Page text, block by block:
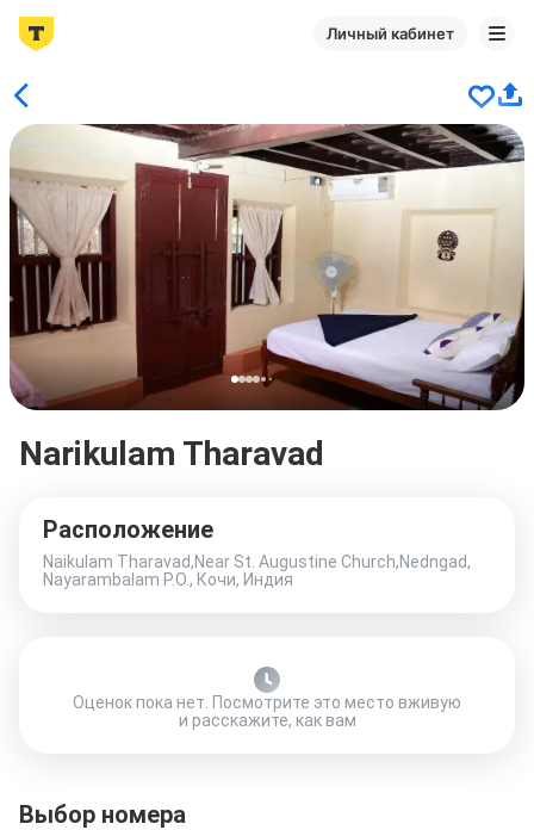
Личный кабинет
Narikulam Tharavad
Расположение
Naikulam Tharavad,Near St. Augustine Church,Nedngad,
Nayarambalam P.O., Кочи, Индия
Оценок пока нет. Посмотрите это место вживую
и расскажите, как вам
Выбор номера